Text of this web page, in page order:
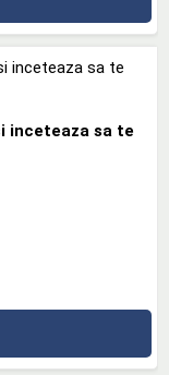
inceteaza sa te